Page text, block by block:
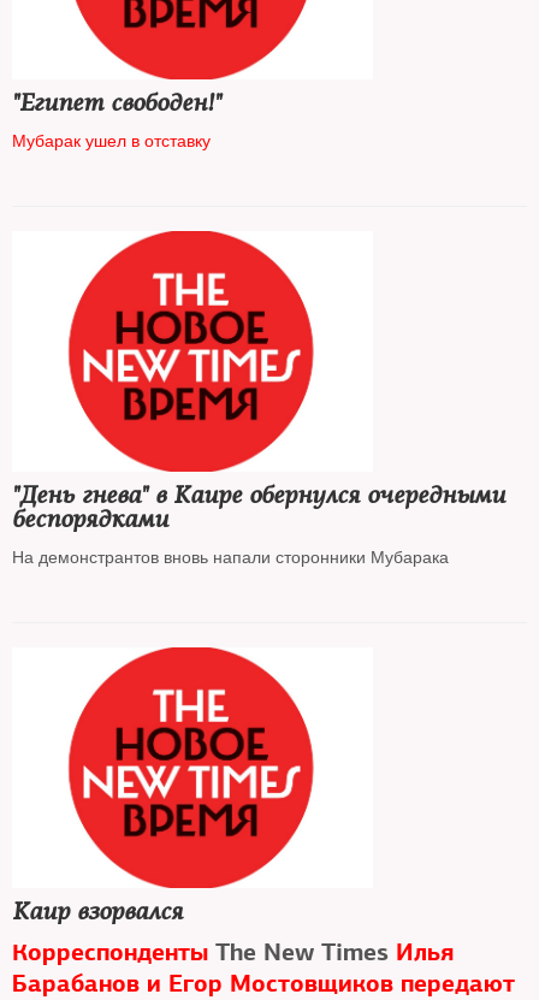
"Египет свободен!"
Мубарак ушел в отставку
"День гнева" в Каире обернулся очередными
беспорядками
На демонстрантов вновь напали сторонники Мубарака
Каир взорвался
Корреспонденты The New Times Илья
Барабанов и Егор Мостовщиков передают